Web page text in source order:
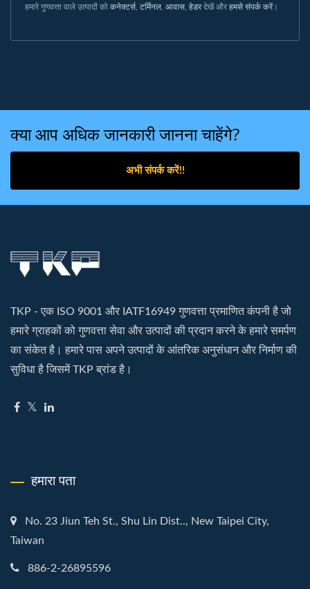
हमारे गुणवत्ता वाले उत्पादों को कनेक्टर्स टर्मिनल आवास हेडरदेखें औरहमसे संपर्क करें।
क्या आप अधिक जानकारी जानना चाहेंगे?
अभी संपर्क करें!!
TKP - एक ISO 9001 और IATF16949 गुणवत्ता प्रमाणित कंपनी है जो
हमारे ग्राहकों को गुणवत्ता सेवा और उत्पादों की प्रदान करने के हमारे समर्पण
का संकेत है। हमारे पास अपने उत्पादों के आंतरिक अनुसंधान और निर्माण की
सुविधा है जिसमें TKP ब्रांड है।
हमारा पता
No. 23 Jiun Teh St., Shu Lin Dist.., New Taipei City,
Taiwan
886-2-26895596